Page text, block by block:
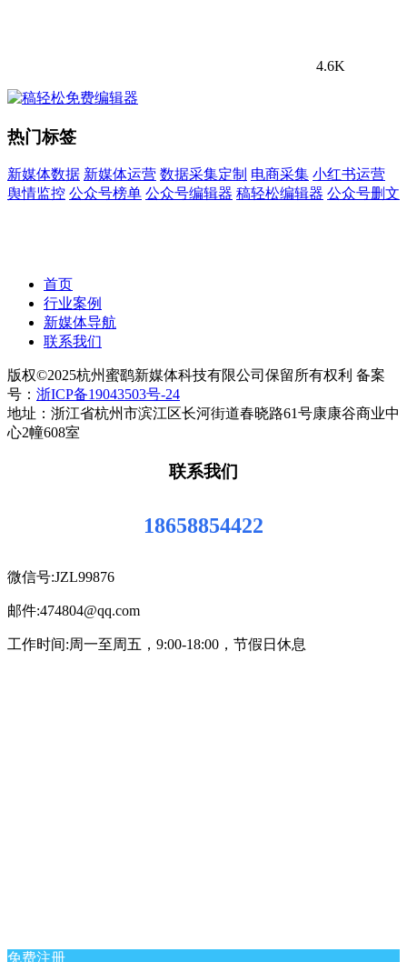
4.6K
热门标签
新媒体数据 新媒体运营 数据采集定制 电商采集 小红书运营
舆情监控 公众号榜单 公众号编辑器 稿轻松编辑器 公众号删文
首页
行业案例
新媒体导航
联系我们
版权©2025杭州蜜鹞新媒体科技有限公司保留所有权利 备案
号： 浙ICP备19043503号-24
地址：浙江省杭州市滨江区长河街道春晓路61号康康谷商业中
心2幢608室
联系我们
18658854422
微信号:JZL99876
邮件:474804@qq.com
工作时间:周一至周五，9:00-18:00，节假日休息
免费注册